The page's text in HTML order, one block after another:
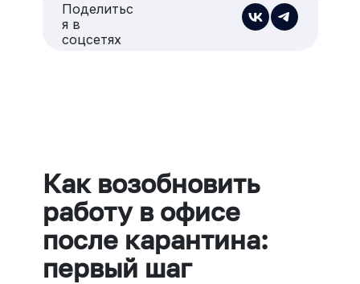
Поделитьс
я в
соцсетях
Как возобновить
работу в офисе
после карантина:
первый шаг